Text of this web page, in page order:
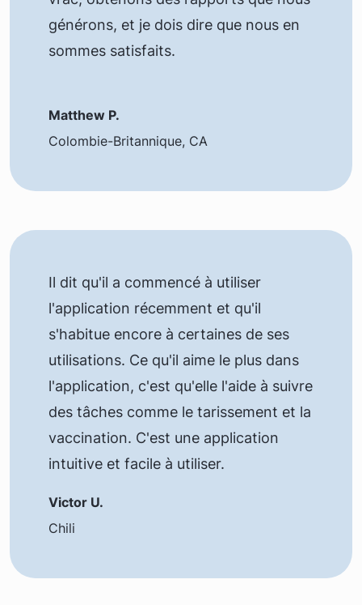
générons, et je dois dire que nous en
sommes satisfaits.
Matthew P.
Colombie-Britannique, CA
Il dit qu'il a commencé à utiliser
l'application récemment et qu'il
s'habitue encore à certaines de ses
utilisations. Ce qu'il aime le plus dans
l'application, c'est qu'elle l'aide à suivre
des tâches comme le tarissement et la
vaccination. C'est une application
intuitive et facile à utiliser.
Victor U.
Chili